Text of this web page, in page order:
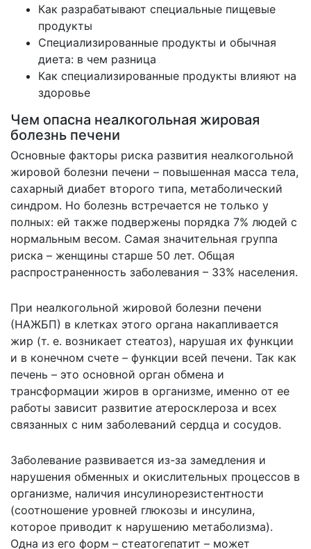
Как разрабатывают специальные пищевые
продукты
Специализированные продукты и обычная
диета: в чем разница
Как специализированные продукты влияют на
здоровье
Чем опасна неалкогольная жировая
болезнь печени
Основные факторы риска развития неалкогольной
жировой болезни печени – повышенная масса тела,
сахарный диабет второго типа, метаболический
синдром. Но болезнь встречается не только у
полных: ей также подвержены порядка 7% людей с
нормальным весом. Самая значительная группа
риска – женщины старше 50 лет. Общая
распространенность заболевания – 33% населения.
При неалкогольной жировой болезни печени
(НАЖБП) в клетках этого органа накапливается
жир (т. е. возникает стеатоз), нарушая их функции
и в конечном счете – функции всей печени. Так как
печень – это основной орган обмена и
трансформации жиров в организме, именно от ее
работы зависит развитие атеросклероза и всех
связанных с ним заболеваний сердца и сосудов.
Заболевание развивается из-за замедления и
нарушения обменных и окислительных процессов в
организме, наличия инсулинорезистентности
(соотношение уровней глюкозы и инсулина,
которое приводит к нарушению метаболизма).
Одна из его форм – стеатогепатит – может